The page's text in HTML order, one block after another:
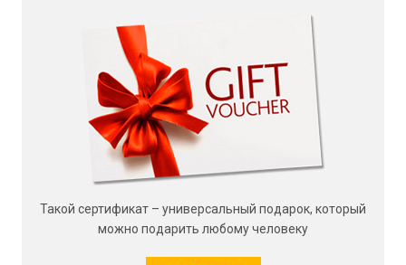
Такой сертификат – универсальный подарок, который
можно подарить любому человеку